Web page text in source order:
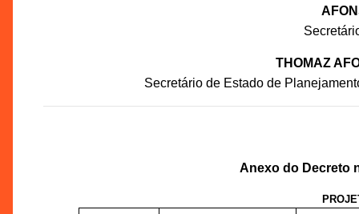
THOMAZ
Secretário de Estado de
Anexo do Decreto